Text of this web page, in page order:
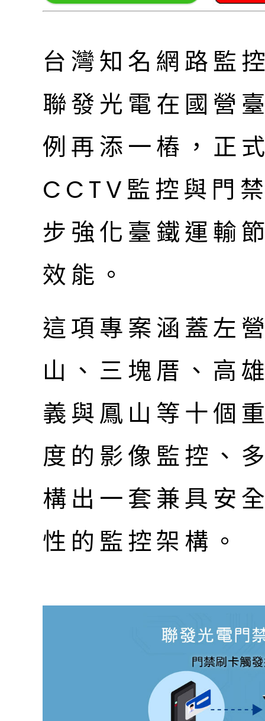
台灣知名網路監
聯發光電在國營
例再添一樁，正
CCTV監控與門
步強化臺鐵運輸
效能。
這項專案涵蓋左
山、三塊厝、高
義與鳳山等十個
度的影像監控、
構出一套兼具安
性的監控架構。